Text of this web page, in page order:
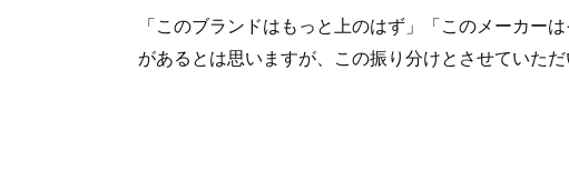
「このブランドはもっと上のはず」「このメーカー
があるとは思いますが、この振り分けとさせていた